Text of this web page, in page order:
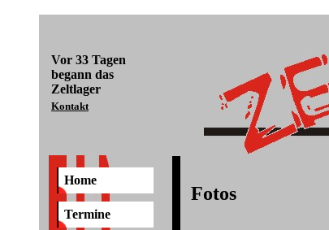
Vor 33 Tagen
begann das
Zeltlager
Kontakt
Home
Termine
Fotos